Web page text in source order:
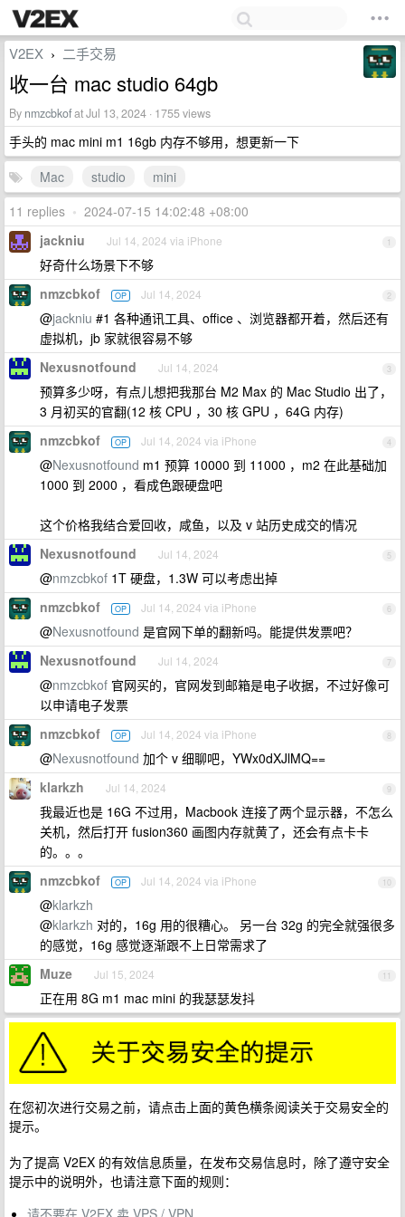
V2EX › 二手交易
收一台 mac studio 64gb
By nmzcbkofat Jul 13, 2024 · 1755 views
手头的 mac mini m1 16gb 内存不够用，想更新一下
Mac
studio
mini
11 replies • 2024-07-15 14:02:48 +08:00
1
jackniu Jul 14, 2024 via iPhone
好奇什么场景下不够
2
nmzcbkof OP Jul 14, 2024
@jackniu #1 各种通讯工具、office 、浏览器都开着，然后还有
虚拟机，jb 家就很容易不够
3
Nexusnotfound Jul 14, 2024
预算多少呀，有点儿想把我那台 M2 Max 的 Mac Studio 出了，
3 月初买的官翻(12 核 CPU ，30 核 GPU ，64G 内存)
4
nmzcbkof OP Jul 14, 2024 via iPhone
@Nexusnotfound m1 预算 10000 到 11000 ，m2 在此基础加
1000 到 2000 ，看成色跟硬盘吧
这个价格我结合爱回收，咸鱼，以及 v 站历史成交的情况
5
Nexusnotfound Jul 14, 2024
@nmzcbkof 1T 硬盘，1.3W 可以考虑出掉
6
nmzcbkof OP Jul 14, 2024 via iPhone
@Nexusnotfound 是官网下单的翻新吗。能提供发票吧？
7
Nexusnotfound Jul 14, 2024
@nmzcbkof 官网买的，官网发到邮箱是电子收据，不过好像可
以申请电子发票
8
nmzcbkof OP Jul 14, 2024 via iPhone
@Nexusnotfound 加个 v 细聊吧，YWx0dXJlMQ==
9
klarkzh Jul 14, 2024
我最近也是 16G 不过用，Macbook 连接了两个显示器，不怎么
关机，然后打开 fusion360 画图内存就黄了，还会有点卡卡
的。。。
10
nmzcbkof OP Jul 14, 2024 via iPhone
@klarkzh
@klarkzh 对的，16g 用的很糟心。 另一台 32g 的完全就强很多
的感觉，16g 感觉逐渐跟不上日常需求了
11
Muze Jul 15, 2024
正在用 8G m1 mac mini 的我瑟瑟发抖
在您初次进行交易之前，请点击上面的黄色横条阅读关于交易安全的
提示。
为了提高 V2EX 的有效信息质量，在发布交易信息时，除了遵守安全
提示中的说明外，也请注意下面的规则：